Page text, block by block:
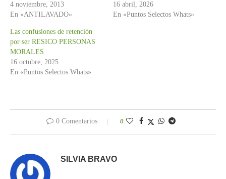
4 noviembre, 2013
En «ANTILAVADO»
16 abril, 2026
En «Puntos Selectos Whats»
Las confusiones de retención
por ser RESICO PERSONAS
MORALES
16 octubre, 2025
En «Puntos Selectos Whats»
0 Comentarios 0
SILVIA BRAVO